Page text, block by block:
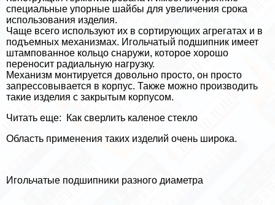
специальные упopные шайбы для увеличения срока
использования изделия.
Чаще всего используют их в сортирующих агрегатах и в
подъемных механизмах. Игольчатый подшипник имеет
штампованное кольцо снаружи, которое хорошо
переносит радиальную нагрузку.
Механизм монтируется довольно просто, он просто
запрессовывается в корпус. Также можно производить
такие изделия с закрытым корпусом.
Читать еще:
Как сверлить каленое стекло
Область применения таких изделий очень широка.
Игольчатые подшипники разного диаметра